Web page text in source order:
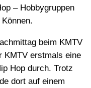
– Hobbygruppen
beim KMTV
KMTV erstmals eine
Hop durch. Trotz
dort auf einem